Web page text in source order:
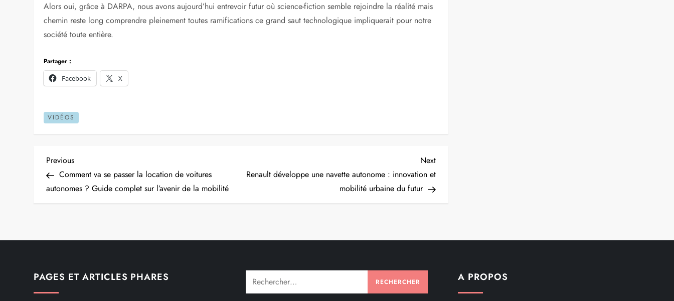
Alors oui, grâce à DARPA, nous avons aujourd’hui entrevoir futur où science-fiction semble rejoindre la réalité mais
chemin reste long comprendre pleinement toutes ramifications ce grand saut technologique impliquerait pour notre
société toute entière.
Partager :
Facebook
X
VIDÉOS
N
a
i
a
Previous
Post
Previous
Comment va se passer la location de voitures
autonomes ? Guide complet sur l’avenir de la mobilité
Next
Post
Next
Renault développe une navette autonome : innovation et
mobilité urbaine du futur
PAGES ET ARTICLES PHARES Rechercher : A PROPOS